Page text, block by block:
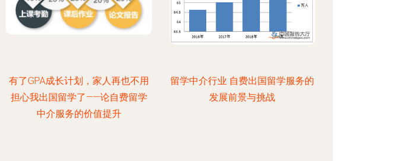
有了GPA成长计划，家人再也不用
担心我出国留学了——论自费留学
中介服务的价值提升
留学中介行业 自费出国留学服务的
发展前景与挑战